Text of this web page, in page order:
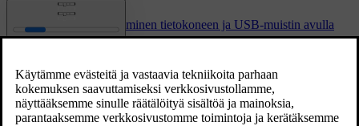
Karttojen päivittäminen tietokoneen ja USB-muistin avulla
Karttapäivitys